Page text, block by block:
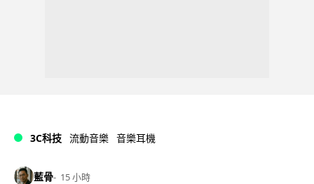
3C科技 流動音樂 音樂耳機
藍骨 15 小時